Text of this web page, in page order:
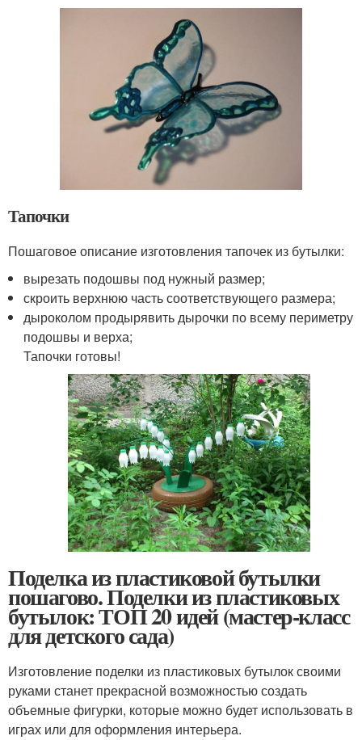
Тапочки
Пошаговое описание изготовления тапочек из бутылки:
вырезать подошвы под нужный размер;
скроить верхнюю часть соответствующего размера;
дыроколом продырявить дырочки по всему периметру
подошвы и верха;
Тапочки готовы!
Поделка из пластиковой бутылки
пошагово. Поделки из пластиковых
бутылок: ТОП 20 идей (мастер-класс
для детского сада)
Изготовление поделки из пластиковых бутылок своими
руками станет прекрасной возможностью создать
объемные фигурки, которые можно будет использовать в
играх или для оформления интерьера.